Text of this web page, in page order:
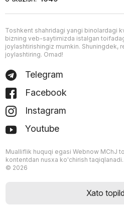
Toshkent shahridagi yangi binolardagi
bizning veb-saytimizda istalgan
joylashtirishingiz mumkin. Shuningdek,
joylashtiring. Omad!
Telegram
Facebook
Instagram
Youtube
Mualliflik huquqi egasi Webnow MChJ
kontentdan nusxa ko'chirish
© 2026
Xato